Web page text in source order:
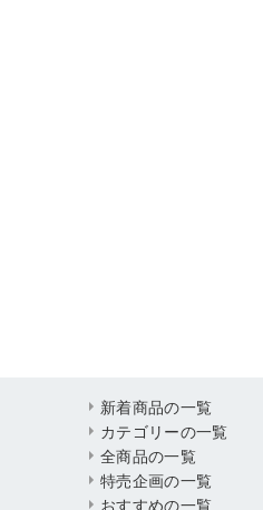
新着商品の一覧
カテゴリーの一覧
全商品の一覧
特売企画の一覧
おすすめの一覧